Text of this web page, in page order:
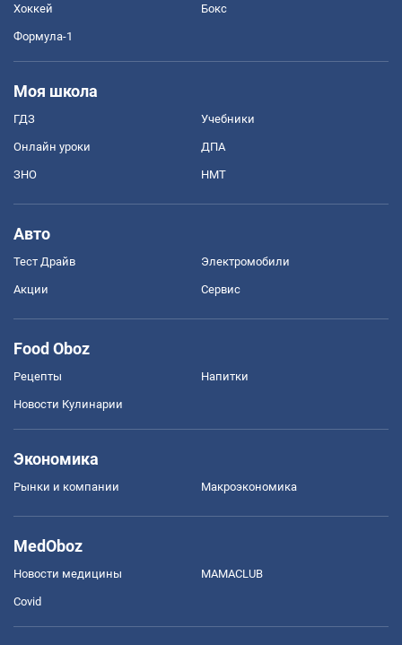
Хоккей Бокс
Формула-1
Моя школа
ГДЗ Учебники
Онлайн уроки ДПА
ЗНО НМТ
Авто
Тест Драйв Электромобили
Акции Сервис
Food Oboz
Рецепты Напитки
Новости Кулинарии
Экономика
Рынки и компании Mакроэкономика
MedOboz
Новости медицины MAMACLUB
Covid